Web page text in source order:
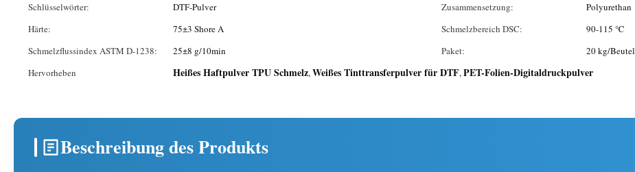
Schlüsselwörter: DTF-Pulver Zusammensetzung:
Polyurethan
Härte:
75±3 Shore A Schmelzbereich DSC:
90-115 ℃
Schmelzflussindex ASTM D-1238:
25±8 g/10min Paket:
20 kg/Beutel
Hervorheben
Heißes Haftpulver TPU Schmelz,Weißes Tinttransferpulver für DTF,PET-Folien-Digitaldruckpulver
Beschreibung des Produkts